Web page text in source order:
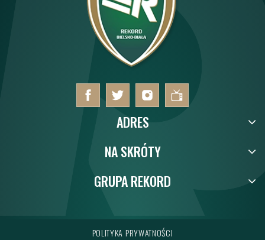
GRUPA REKORD
NA SKRÓTY
ADRES
POLITYKA PRYWATNOŚCI